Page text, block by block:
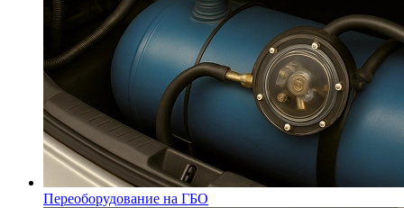
Переоборудование на ГБО